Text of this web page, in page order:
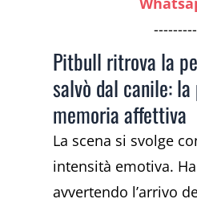
---------
Pitbull ritrova la
salvò dal canile:
memoria affettiva
La scena si svolge
intensità emotiva.
avvertendo l’arrivo